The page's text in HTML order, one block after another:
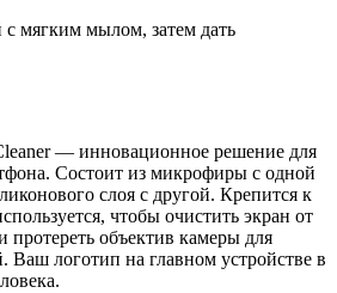
мягким мылом, затем дать
— инновационное решение для
Состоит из микрофиры с одной
слоя с другой. Крепится к
чтобы очистить экран от
протереть объектив камеры для
Ваш логотип на главном устройстве в